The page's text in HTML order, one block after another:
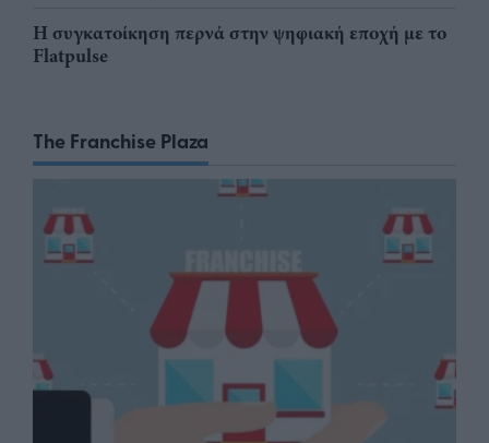
Η συγκατοίκηση περνά στην ψηφιακή εποχή με το
Flatpulse
The Franchise Plaza